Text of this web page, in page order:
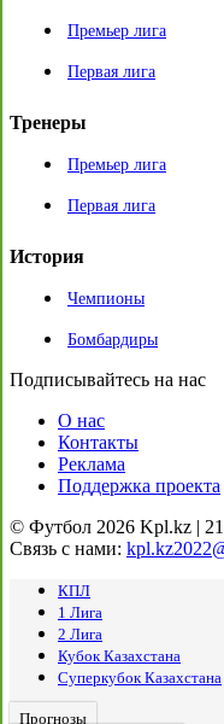
Премьер лига
Первая лига
Тренеры
Премьер лига
Первая лига
История
Чемпионы
Бомбардиры
Подписывайтесь на нас
О нас
Контакты
Реклама
Поддержка проекта
© Футбол 2026 Kpl.kz |
Связь с нами:
КПЛ
1 Лига
2 Лига
Кубок Казахстана
Суперкубок Казахстана
Прогнозы